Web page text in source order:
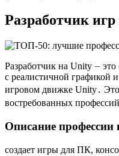
Разработчик
Разработчик на Unity ⏤
с реалистичной графикой
игровом движке Unity․
востребованных
Описание профессии
создает игры для ПК,